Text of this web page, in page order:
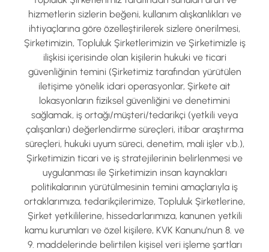
hizmetlerin sizlerin beğeni, kullanım alışkanlıkları ve
ihtiyaçlarına göre özelleştirilerek sizlere önerilmesi,
Şirketimizin, Topluluk Şirketlerimizin ve Şirketimizle iş
ilişkisi içerisinde olan kişilerin hukuki ve ticari
güvenliğinin temini (Şirketimiz tarafından yürütülen
iletişime yönelik idari operasyonlar, Şirkete ait
lokasyonların fiziksel güvenliğini ve denetimini
sağlamak, iş ortağı/müşteri/tedarikçi (yetkili veya
çalışanları) değerlendirme süreçleri, itibar araştırma
süreçleri, hukuki uyum süreci, denetim, mali işler v.b.),
Şirketimizin ticari ve iş stratejilerinin belirlenmesi ve
uygulanması ile Şirketimizin insan kaynakları
politikalarının yürütülmesinin temini amaçlarıyla iş
ortaklarımıza, tedarikçilerimize, Topluluk Şirketlerine,
Şirket yetkililerine, hissedarlarımıza, kanunen yetkili
kamu kurumları ve özel kişilere, KVK Kanunu’nun 8. ve
9. maddelerinde belirtilen kişisel veri işleme şartları